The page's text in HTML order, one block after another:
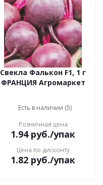
Свекла Фалькон F1, 1 г
ФРАНЦИЯ Агромаркет
Есть в наличии (5)
Розничная цена
1.94руб./упак
Цена по дисконту
1.82 руб./упак